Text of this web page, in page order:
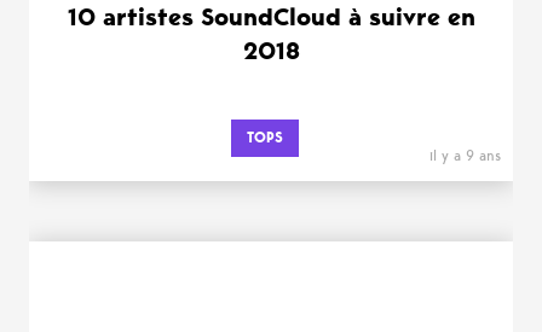
10 artistes SoundCloud à suivre en
2018
TOPS
il y a 9 ans